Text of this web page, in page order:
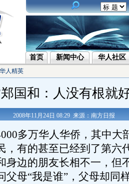
首页 新闻中心 华人社区
华人精英
国和：人没有根就
2008年11月24日 08:29 来源：南方日报
多万华人华侨，其中大
，有的甚至已经到了第六
身边的朋友长相不一，但
父母“我是谁”，父母却同